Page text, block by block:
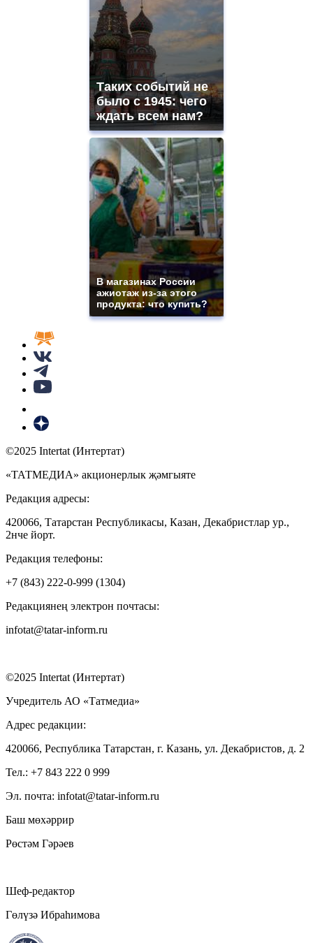
Таких событий не
было с 1945: чего
ждать всем нам?
В магазинах России
ажиотаж из-за этого
продукта: что купить?
©2025 Intertat (Интертат)
«ТАТМЕДИА» акционерлык җәмгыяте
Редакция адресы:
420066, Татарстан Республикасы, Казан, Декабристлар ур.,
2нче йорт.
Редакция телефоны:
+7 (843) 222-0-999 (1304)
Редакциянең электрон почтасы:
infotat@tatar-inform.ru
©2025 Intertat (Интертат)
Учредитель АО «Татмедиа»
Адрес редакции:
420066, Республика Татарстан, г. Казань, ул. Декабристов, д. 2
Тел.: +7 843 222 0 999
Эл. почта: infotat@tatar-inform.ru
Баш мөхәррир
Рөстәм Гәрәев
Шеф-редактор
Гөлүзә Ибраһимова